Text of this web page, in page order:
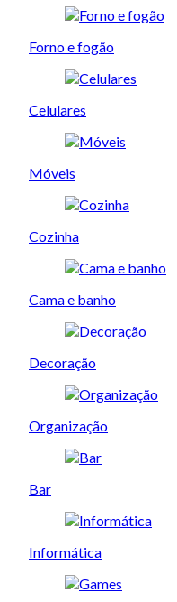
Forno e fogão
Celulares
Móveis
Cozinha
Cama e banho
Decoração
Organização
Bar
Informática